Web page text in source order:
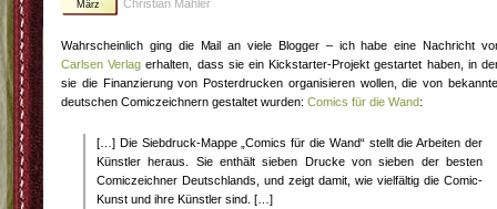
März Christian Mähler
Wahrscheinlich ging die Mail an viele Blogger – ich habe eine Nachricht
Carlsen Verlag erhalten, dass sie ein Kickstarter-Projekt gestartet haben, in
sie die Finanzierung von Posterdrucken organisieren wollen, die von
deutschen Comiczeichnern gestaltet wurden: Comics für die Wand:
[…] Die Siebdruck-Mappe „Comics für die Wand“ stellt die Arbeiten der
Künstler heraus. Sie enthält sieben Drucke von sieben der besten
Comiczeichner Deutschlands, und zeigt damit, wie vielfältig die Comic-
Kunst und ihre Künstler sind. […]